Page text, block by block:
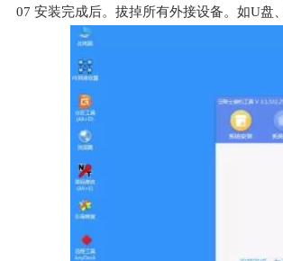
07 安装完成后。拔掉所有外接设备。如U盘